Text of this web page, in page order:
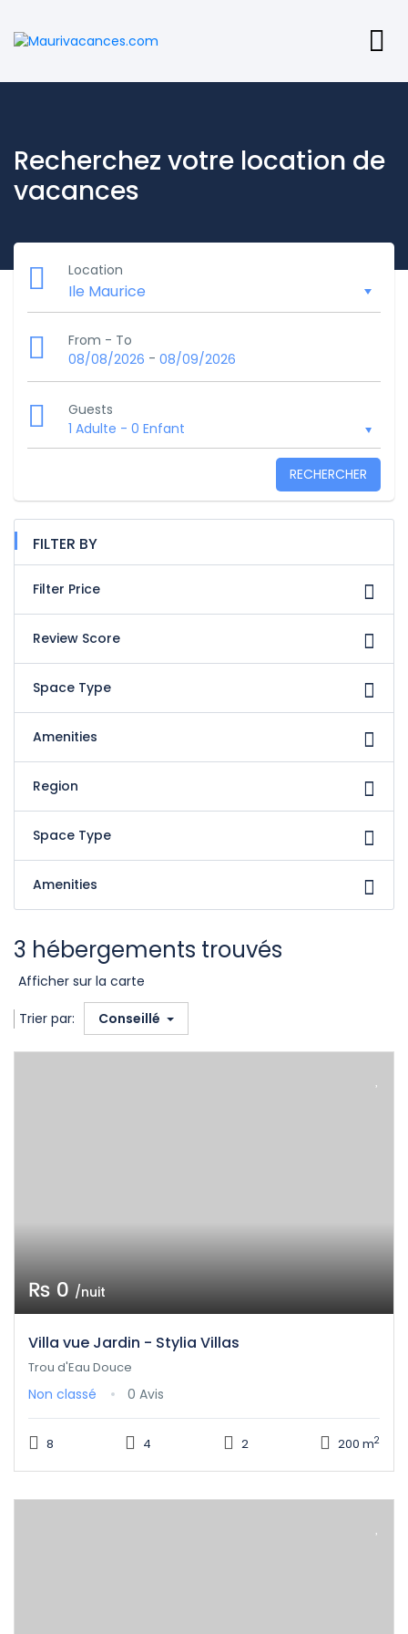
Recherchez votre location de
vacances
Location
From - To
08/08/2026 - 08/09/2026
Guests
1 Adulte - 0 Enfant
RECHERCHER
FILTER BY
Filter Price
Review Score
Space Type
Amenities
Region
Space Type
Amenities
3 hébergements trouvés
Afficher sur la carte
Trier par: Conseillé
₨ 0/nuit
Villa vue Jardin - Stylia Villas
Trou d'Eau Douce
Non classé 0 Avis
8 4 2 200 m2